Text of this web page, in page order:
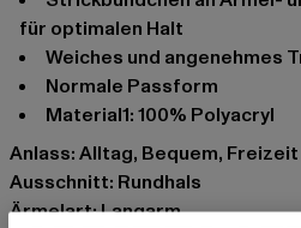
für optimalen Halt
Weiches und angenehmes
Normale Passform
Material1: 100% Polyacryl
Anlass: Alltag, Bequem, Freizeit
Ausschnitt: Rundhals
Ärmelart: Langarm